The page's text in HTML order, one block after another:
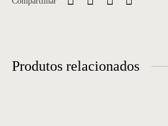
Produtos relacionados